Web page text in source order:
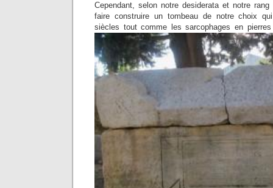
Cependant, selon notre desiderata et notre
faire construire un tombeau de notre choix
siècles tout comme les sarcophages en